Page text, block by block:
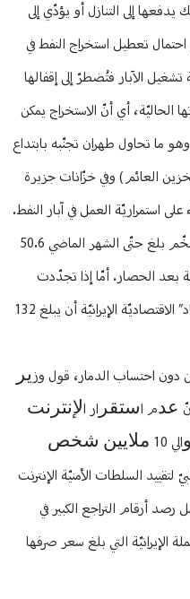
إلى التنازل أو يؤدّي إلى
تعطيل استخراج النفط في
الآبار فتُضطرّ إلى إقفالها
الحاليّة، أي أنّ الاستخراج يمكن
30-40 في المئة. وهو ما تحاول طهران تجنّبه بابتداع
العائم) وفي خزّانات جزيرة
استمراريّة العمل في آبار النفط.
أشارت وكالة “تسنيم” الإيرانية إلى أنّ التضخّم بلغ حتّى الشهر الماضي 50.6
7 في المئة إضافيّة بعد الحصار. أمّا إذا تجدّدت
الحرب فيُتوقّع وفق صحيفة “دنياي اقتصاد” الاقتصاديّة الإيرانيّة أن يبلغ 132
من دون احتساب الدمار، قول وزﻳﺮ
ﻋﺪم اﺳﺘﻘﺮار اﻹﻧﺘﺮﻧﺖ
ﻳﻌﻨﻲ ﺗﻬﺪﻳﺪاً ﻣﺒﺎﺷﺮاً ﻷﻋﻤﺎل ﺣﻮالي 10 ﻣﻼﻳﻴﻦ ﺷﺨﺺ
السلطات الأمنيّة الإنترنت
أرقام التراجع الكبير في
الإيرانيّة التي بلغ سعر صرفها